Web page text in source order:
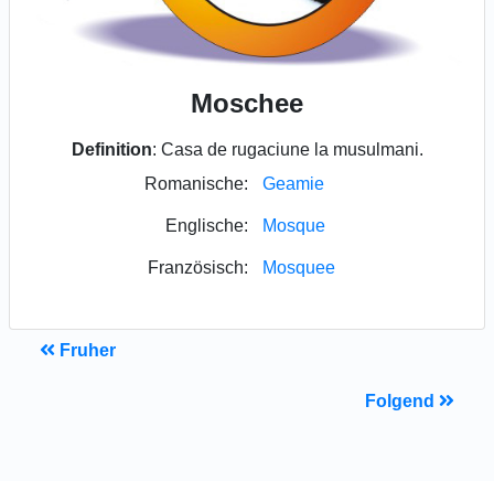
Moschee
Definition: Casa de rugaciune la musulmani.
Romanische:
Geamie
Englische: Mosque
Französisch: Mosquee
Fruher
Folgend